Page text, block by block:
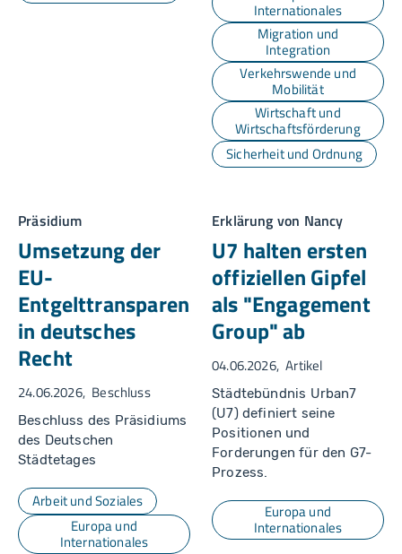
Internationales
Migration und
Integration
Verkehrswende und
Mobilität
Wirtschaft und
Wirtschaftsförderung
Sicherheit und Ordnung
Präsidium
Umsetzung der
EU-
Entgelttransparenzrichtlinie
in deutsches
Recht
24.06.2026 Beschluss
Beschluss des Präsidiums
des Deutschen
Städtetages
Arbeit und Soziales
Europa und
Internationales
Erklärung von Nancy
U7 halten ersten
offiziellen Gipfel
als "Engagement
Group" ab
04.06.2026 Artikel
Städtebündnis Urban7
(U7) definiert seine
Positionen und
Forderungen für den G7-
Prozess.
Europa und
Internationales